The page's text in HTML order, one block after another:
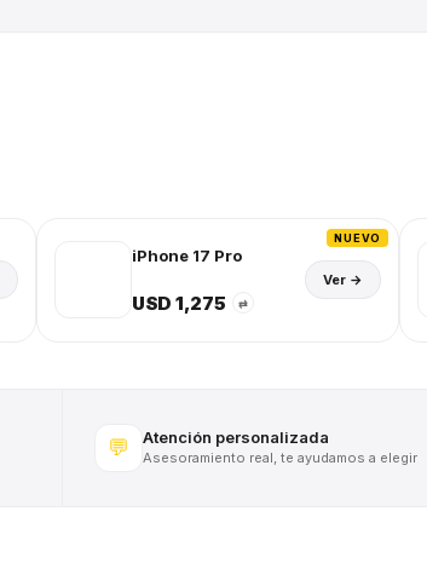
NUEVO
iPhone 17 Pro
USD 1,275 ⇄
Ver →
💬 Atención personalizada
Asesoramiento real, te ayudamos a elegir